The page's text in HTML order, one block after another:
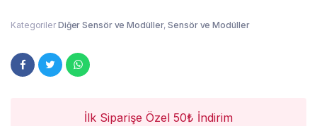
Kategoriler Diğer Sensör ve Modüller,Sensör ve Modüller
İlk Siparişe Özel 50₺ İndirim